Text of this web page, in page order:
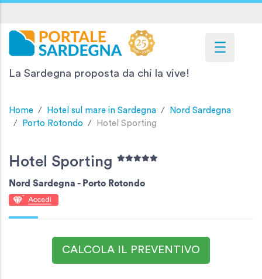
La Sardegna proposta da chi la vive!
Home Hotel sul mare in Sardegna
Nord Sardegna
Porto Rotondo
Hotel Sporting
Hotel Sporting
Nord Sardegna -Porto Rotondo
CALCOLA IL PREVENTIVO